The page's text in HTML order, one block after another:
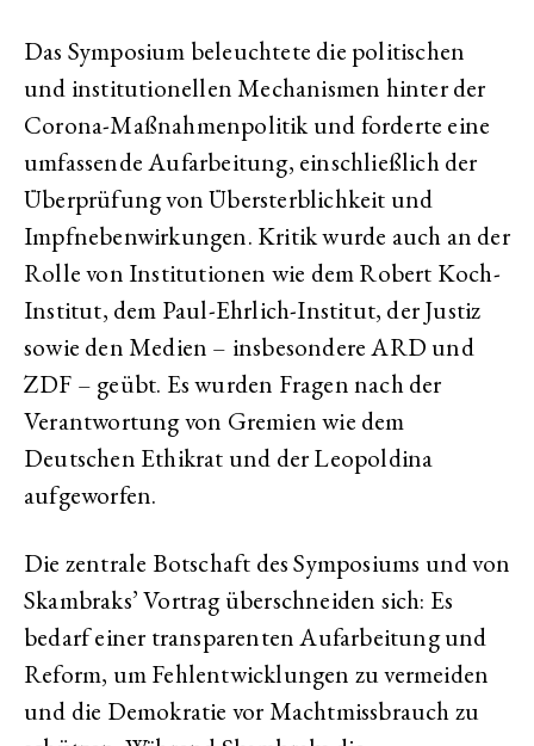
Das Symposium beleuchtete die politischen
und institutionellen Mechanismen hinter der
Corona-Maßnahmenpolitik und forderte eine
umfassende Aufarbeitung, einschließlich der
Überprüfung von Übersterblichkeit und
Impfnebenwirkungen. Kritik wurde auch an der
Rolle von Institutionen wie dem Robert Koch-
Institut, dem Paul-Ehrlich-Institut, der Justiz
sowie den Medien – insbesondere ARD und
ZDF – geübt. Es wurden Fragen nach der
Verantwortung von Gremien wie dem
Deutschen Ethikrat und der Leopoldina
aufgeworfen.
Die zentrale Botschaft des Symposiums und von
Skambraks’ Vortrag überschneiden sich: Es
bedarf einer transparenten Aufarbeitung und
Reform, um Fehlentwicklungen zu vermeiden
und die Demokratie vor Machtmissbrauch zu